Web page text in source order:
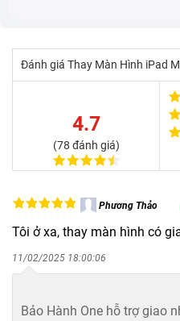
Khi nào cần thay
Có thể thấy, màn hình bị
thao tác của bạn trên
màn hình iPad Mini 4 để
tốt nhất cho máy và không
thẩm mỹ của iPad.
Đánh giá Thay Màn Hình iPad
4.7
(78 đánh giá)
Phương Thảo
Tôi ở xa, thay màn hình có
11/02/2025 18:00:06
Bảo Hành One hỗ trợ giao